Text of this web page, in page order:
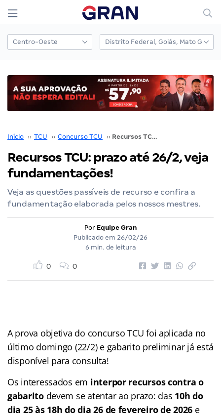
Início ›› TCU ›› Concurso TCU ›› Recursos TCU: prazo até 26/2, veja fundamentações!
Recursos TCU: prazo até 26/2, veja
fundamentações!
Veja as questões passíveis de recurso e confira a
fundamentação elaborada pelos nossos mestres.
Por Equipe Gran
Publicado em 26/02/26
6 min. de leitura
0 0
A prova objetiva do concurso TCU foi aplicada no
último domingo (22/2) e gabarito preliminar já está
disponível para consulta!
Os interessados em interpor recursos contra o
gabaritodevem se atentar ao prazo: das 10h do
dia 25 às 18h do dia 26 de fevereiro de 2026 e